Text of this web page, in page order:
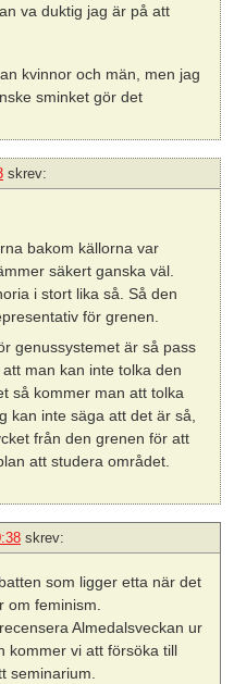
va duktig jag är på att
kvinnor och män, men jag
sminket gör det
skrev:
bakom källorna var
säkert ganska väl.
i stort lika så. Så den
för grenen.
genussystemet är så pass
man kan inte tolka den
så kommer man att tolka
kan inte säga att det är så,
från den grenen för att
att studera området.
skrev:
som ligger etta när det
om feminism.
Almedalsveckan ur
kommer vi att försöka till
seminarium.